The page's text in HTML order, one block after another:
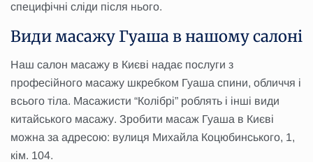
специфічні сліди після нього.
Види масажу Гуаша в нашому салоні
Наш салон масажу в Києві надає послуги з
професійного масажу шкребком Гуаша спини, обличчя і
всього тіла. Масажисти “Колібрі” роблять і інші види
китайського масажу. Зробити масаж Гуаша в Києві
можна за адресою: вулиця Михайла Коцюбинського, 1,
кім. 104.